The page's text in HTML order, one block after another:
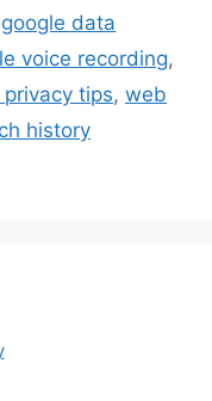
google data
voice recording,
privacy tips, web
history